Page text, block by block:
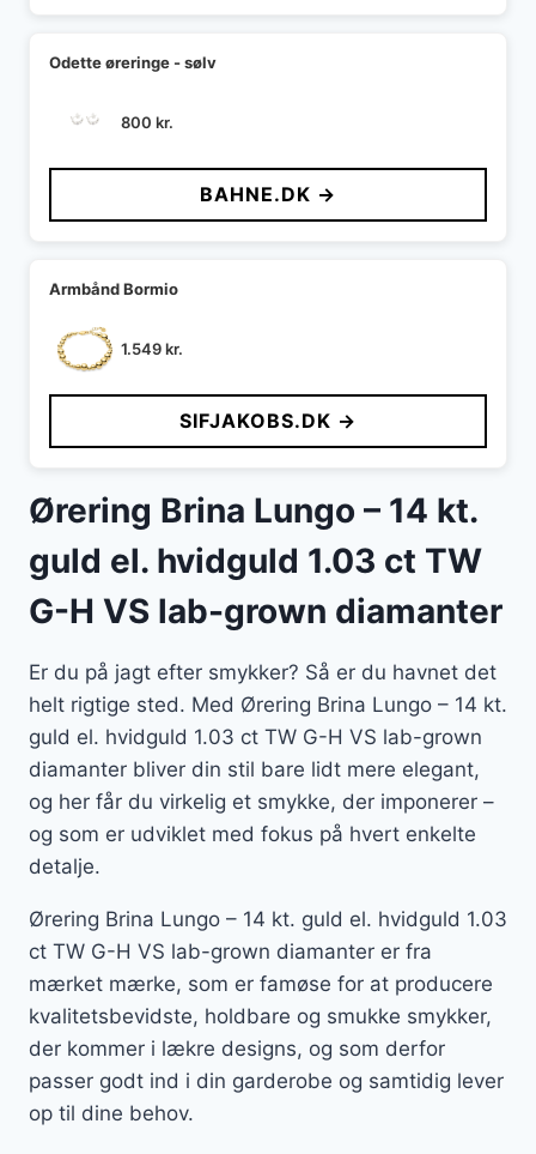
Odette øreringe - sølv
800 kr.
BAHNE.DK →
Armbånd Bormio
1.549kr.
SIFJAKOBS.DK →
Ørering Brina Lungo – 14 kt.
guld el. hvidguld 1.03 ct TW
G-H VS lab-grown diamanter
Er du på jagt efter smykker? Så er du havnet det
helt rigtige sted. Med Ørering Brina Lungo – 14 kt.
guld el. hvidguld 1.03 ct TW G-H VS lab-grown
diamanter bliver din stil bare lidt mere elegant,
og her får du virkelig et smykke, der imponerer –
og som er udviklet med fokus på hvert enkelte
detalje.
Ørering Brina Lungo – 14 kt. guld el. hvidguld 1.03
ct TW G-H VS lab-grown diamanter er fra
mærket mærke, som er famøse for at producere
kvalitetsbevidste, holdbare og smukke smykker,
der kommer i lækre designs, og som derfor
passer godt ind i din garderobe og samtidig lever
op til dine behov.